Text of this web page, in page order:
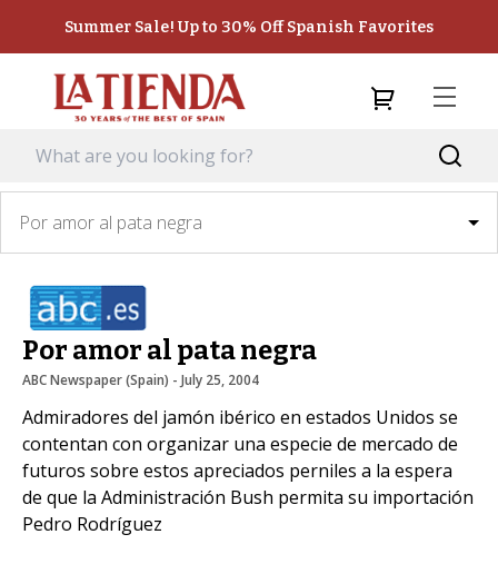
Summer Sale! Up to 30% Off Spanish Favorites
Por amor al pata negra
Por amor al pata negra
ABC Newspaper (Spain) - July 25, 2004
Admiradores del jamón ibérico en estados Unidos se
contentan con organizar una especie de mercado de
futuros sobre estos apreciados perniles a la espera
de que la Administración Bush permita su importación
Pedro Rodríguez